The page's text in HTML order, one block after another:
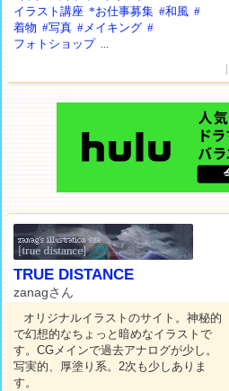
イラスト講座 *お仕事募集 #和風 #
着物 #写真 #メイキング #
フォトショップ ...
TRUE DISTANCE
zanagさん
オリジナルイラストのサイト。神秘的
で幻想的なちょっと暗めなイラストで
す。CGメインで過去アナログが少し。
写実的、厚塗り系。2次も少しありま
す。